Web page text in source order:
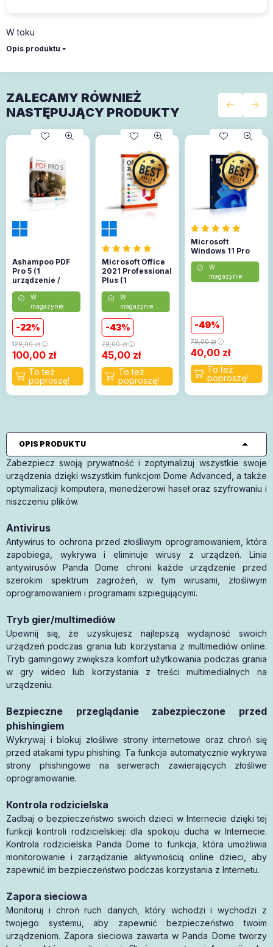
W toku
Opis produktu
ZALECAMY RÓWNIEŻ
NASTĘPUJĄCY PRODUKTY
Ashampoo PDF
Pro 5 (1
urządzenie /
W
magazynie
22
129,00zł
100,00 zł
Microsoft Office
2021 Professional
Plus (1
(Aktywacja
online)
W
magazynie
43
79,00zł
45,00zł
Microsoft
Windows 11 Pro
W
magazynie
49
79,00zł
40,00 zł
OPIS PRODUKTU
Zabezpiecz swoją prywatność i zoptymalizuj wszystkie swoje
urządzenia dzięki wszystkim funkcjom Dome Advanced, a także
optymalizacji komputera, menedżerowi haseł oraz szyfrowaniu i
niszczeniu plików.
Antivirus
Antywirus to ochrona przed złośliwym oprogramowaniem, która
zapobiega, wykrywa i eliminuje wirusy z urządzeń. Linia
antywirusów Panda Dome chroni każde urządzenie przed
szerokim spektrum zagrożeń, w tym wirusami, złośliwym
oprogramowaniem i programami szpiegującymi.
Tryb gier/multimediów
Upewnij się, że uzyskujesz najlepszą wydajność swoich
urządzeń podczas grania lub korzystania z multimediów online.
Tryb gamingowy zwiększa komfort użytkowania podczas grania
w gry wideo lub korzystania z treści multimedialnych na
urządzeniu.
Bezpieczne przeglądanie zabezpieczone przed
phishingiem
Wykrywaj i blokuj złośliwe strony internetowe oraz chroń się
przed atakami typu phishing. Ta funkcja automatycznie wykrywa
strony phishingowe na serwerach zawierających złośliwe
oprogramowanie.
Kontrola rodzicielska
Zadbaj o bezpieczeństwo swoich dzieci w Internecie dzięki tej
funkcji kontroli rodzicielskiej: dla spokoju ducha w Internecie.
Kontrola rodzicielska Panda Dome to funkcja, która umożliwia
monitorowanie i zarządzanie aktywnością online dzieci, aby
zapewnić im bezpieczeństwo podczas korzystania z Internetu.
Zapora sieciowa
Monitoruj i chroń ruch danych, który wchodzi i wychodzi z
twojego systemu, aby zapewnić bezpieczeństwo twoim
urządzeniom. Zapora sieciowa zawarta w Panda Dome tworzy